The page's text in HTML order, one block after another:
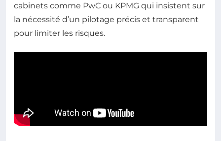
cabinets comme PwC ou KPMG qui insistent sur
la nécessité d’un pilotage précis et transparent
pour limiter les risques.